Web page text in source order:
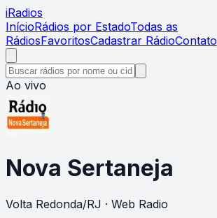
iRadios
InícioRádios por EstadoTodas as
RádiosFavoritosCadastrar RádioContato
Ao vivo
Nova Sertaneja
Volta Redonda/RJ · Web Radio